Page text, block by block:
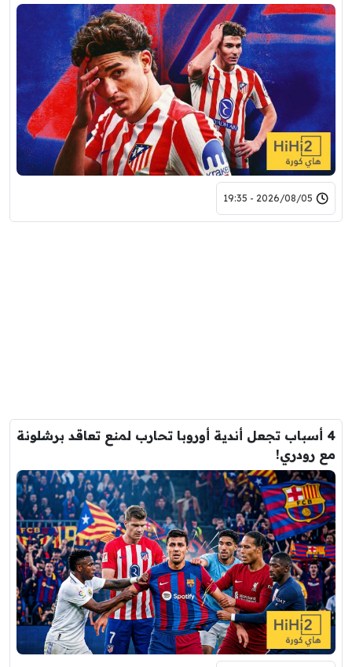
2026/08/05 - 19:35
4 أسباب تجعل أندية أوروبا تحارب لمنع تعاقد برشلونة
مع رودري!